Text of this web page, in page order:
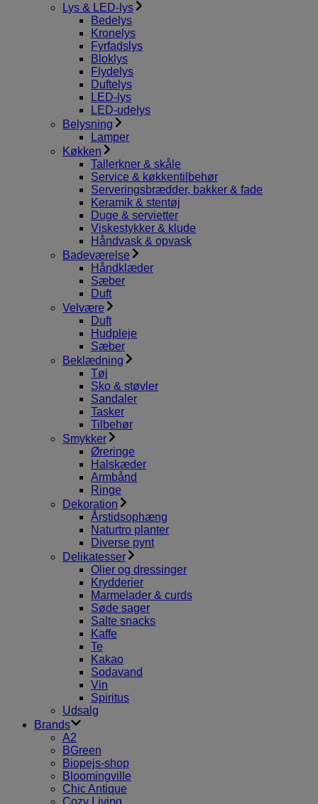
Lys & LED-lys
Bedelys
Kronelys
Fyrfadslys
Bloklys
Flydelys
Duftelys
LED-lys
LED-udelys
Belysning
Lamper
Køkken
Tallerkner & skåle
Service & køkkentilbehør
Serveringsbrædder, bakker & fade
Keramik & stentøj
Duge & servietter
Viskestykker & klude
Håndvask & opvask
Badeværelse
Håndklæder
Sæber
Duft
Velvære
Duft
Hudpleje
Sæber
Beklædning
Tøj
Sko & støvler
Sandaler
Tasker
Tilbehør
Smykker
Øreringe
Halskæder
Armbånd
Ringe
Dekoration
Årstidsophæng
Naturtro planter
Diverse pynt
Delikatesser
Olier og dressinger
Krydderier
Marmelader & curds
Søde sager
Salte snacks
Kaffe
Te
Kakao
Sodavand
Vin
Spiritus
Udsalg
Brands
A2
BGreen
Biopejs-shop
Bloomingville
Chic Antique
Cozy Living